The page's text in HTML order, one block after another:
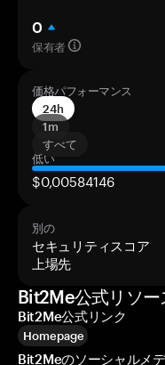
0
保有者
価格パフォーマンス
24h
1m
すべて
低い
$0,00584146
別の
セキュリティスコア
上場先
Bit2Me公式リソー
Bit2Me公式リンク
Homepage
Bit2Meのソーシャルメ